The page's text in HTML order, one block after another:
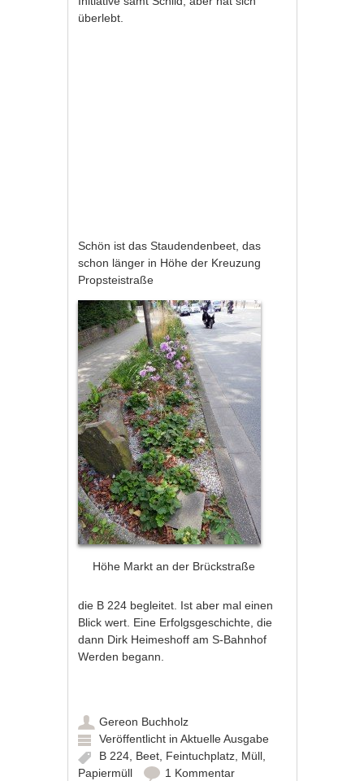
überlebt.
Schön ist das Staudendenbeet, das
schon länger in Höhe der Kreuzung
Propsteistraße
Höhe Markt an der Brückstraße
die B 224 begleitet. Ist aber mal einen
Blick wert. Eine Erfolgsgeschichte, die
dann Dirk Heimeshoff am S-Bahnhof
Werden begann.
Gereon Buchholz
Veröffentlicht inAktuelle Ausgabe
B 224 Beet Feintuchplatz Müll
Papiermüll
1 Kommentar